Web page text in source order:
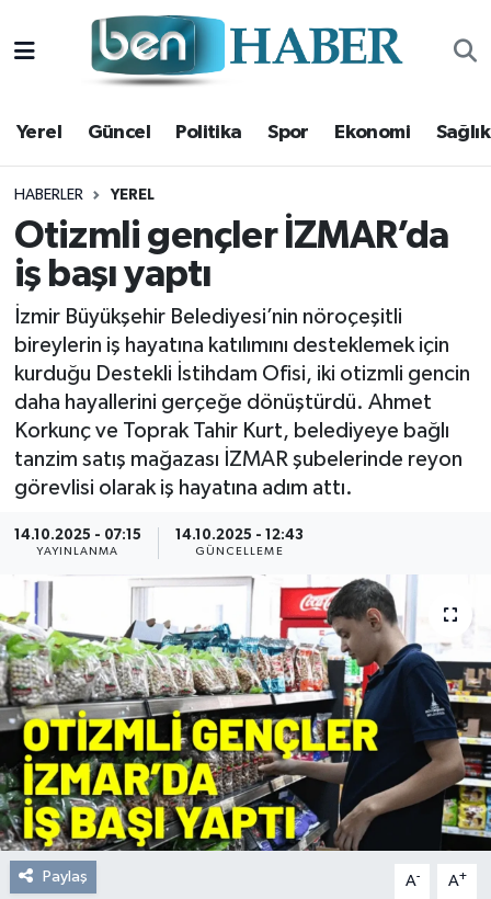
Yerel Güncel Politika Spor Ekonomi Sağlık
HABERLER YEREL
Otizmli gençler İZMAR’da
iş başı yaptı
İzmir Büyükşehir Belediyesi’nin nöroçeşitli
bireylerin iş hayatına katılımını desteklemek için
kurduğu Destekli İstihdam Ofisi, iki otizmli gencin
daha hayallerini gerçeğe dönüştürdü. Ahmet
Korkunç ve Toprak Tahir Kurt, belediyeye bağlı
tanzim satış mağazası İZMAR şubelerinde reyon
görevlisi olarak iş hayatına adım attı.
14.10.2025 - 07:15
YAYINLANMA
14.10.2025 - 12:43
GÜNCELLEME
Paylaş A- A+
Yerel
Güncel
Politika
Spor
Ekonomi
Sağlık
Magazin
Kültür Sanat
Resmi Reklam
Röportajlar
Hava Durumu
Trafik Durumu
Süper Lig Puan Durumu ve Fikstür
Tüm Manşetler
Son Dakika Haberleri
Haber Arşivi